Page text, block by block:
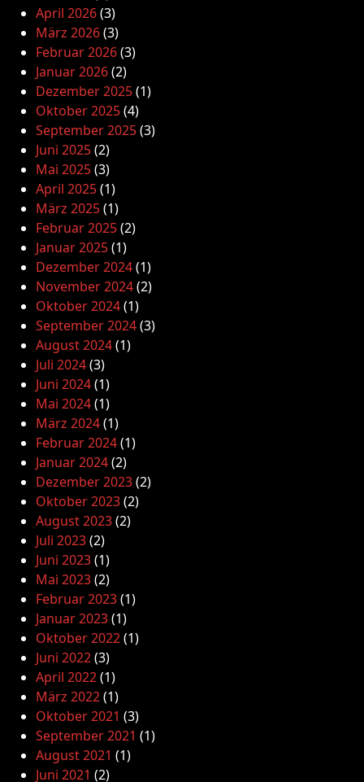
April 2026(3)
März 2026(3)
Februar 2026(3)
Januar 2026(2)
Dezember 2025(1)
Oktober 2025(4)
September 2025(3)
Juni 2025(2)
Mai 2025(3)
April 2025(1)
März 2025(1)
Februar 2025(2)
Januar 2025(1)
Dezember 2024(1)
November 2024(2)
Oktober 2024(1)
September 2024(3)
August 2024(1)
Juli 2024(3)
Juni 2024(1)
Mai 2024(1)
März 2024(1)
Februar 2024(1)
Januar 2024(2)
Dezember 2023(2)
Oktober 2023(2)
August 2023(2)
Juli 2023(2)
Juni 2023(1)
Mai 2023(2)
Februar 2023(1)
Januar 2023(1)
Oktober 2022(1)
Juni 2022(3)
April 2022(1)
März 2022(1)
Oktober 2021 (3)
September 2021 (1)
August 2021 (1)
Juni 2021 (2)